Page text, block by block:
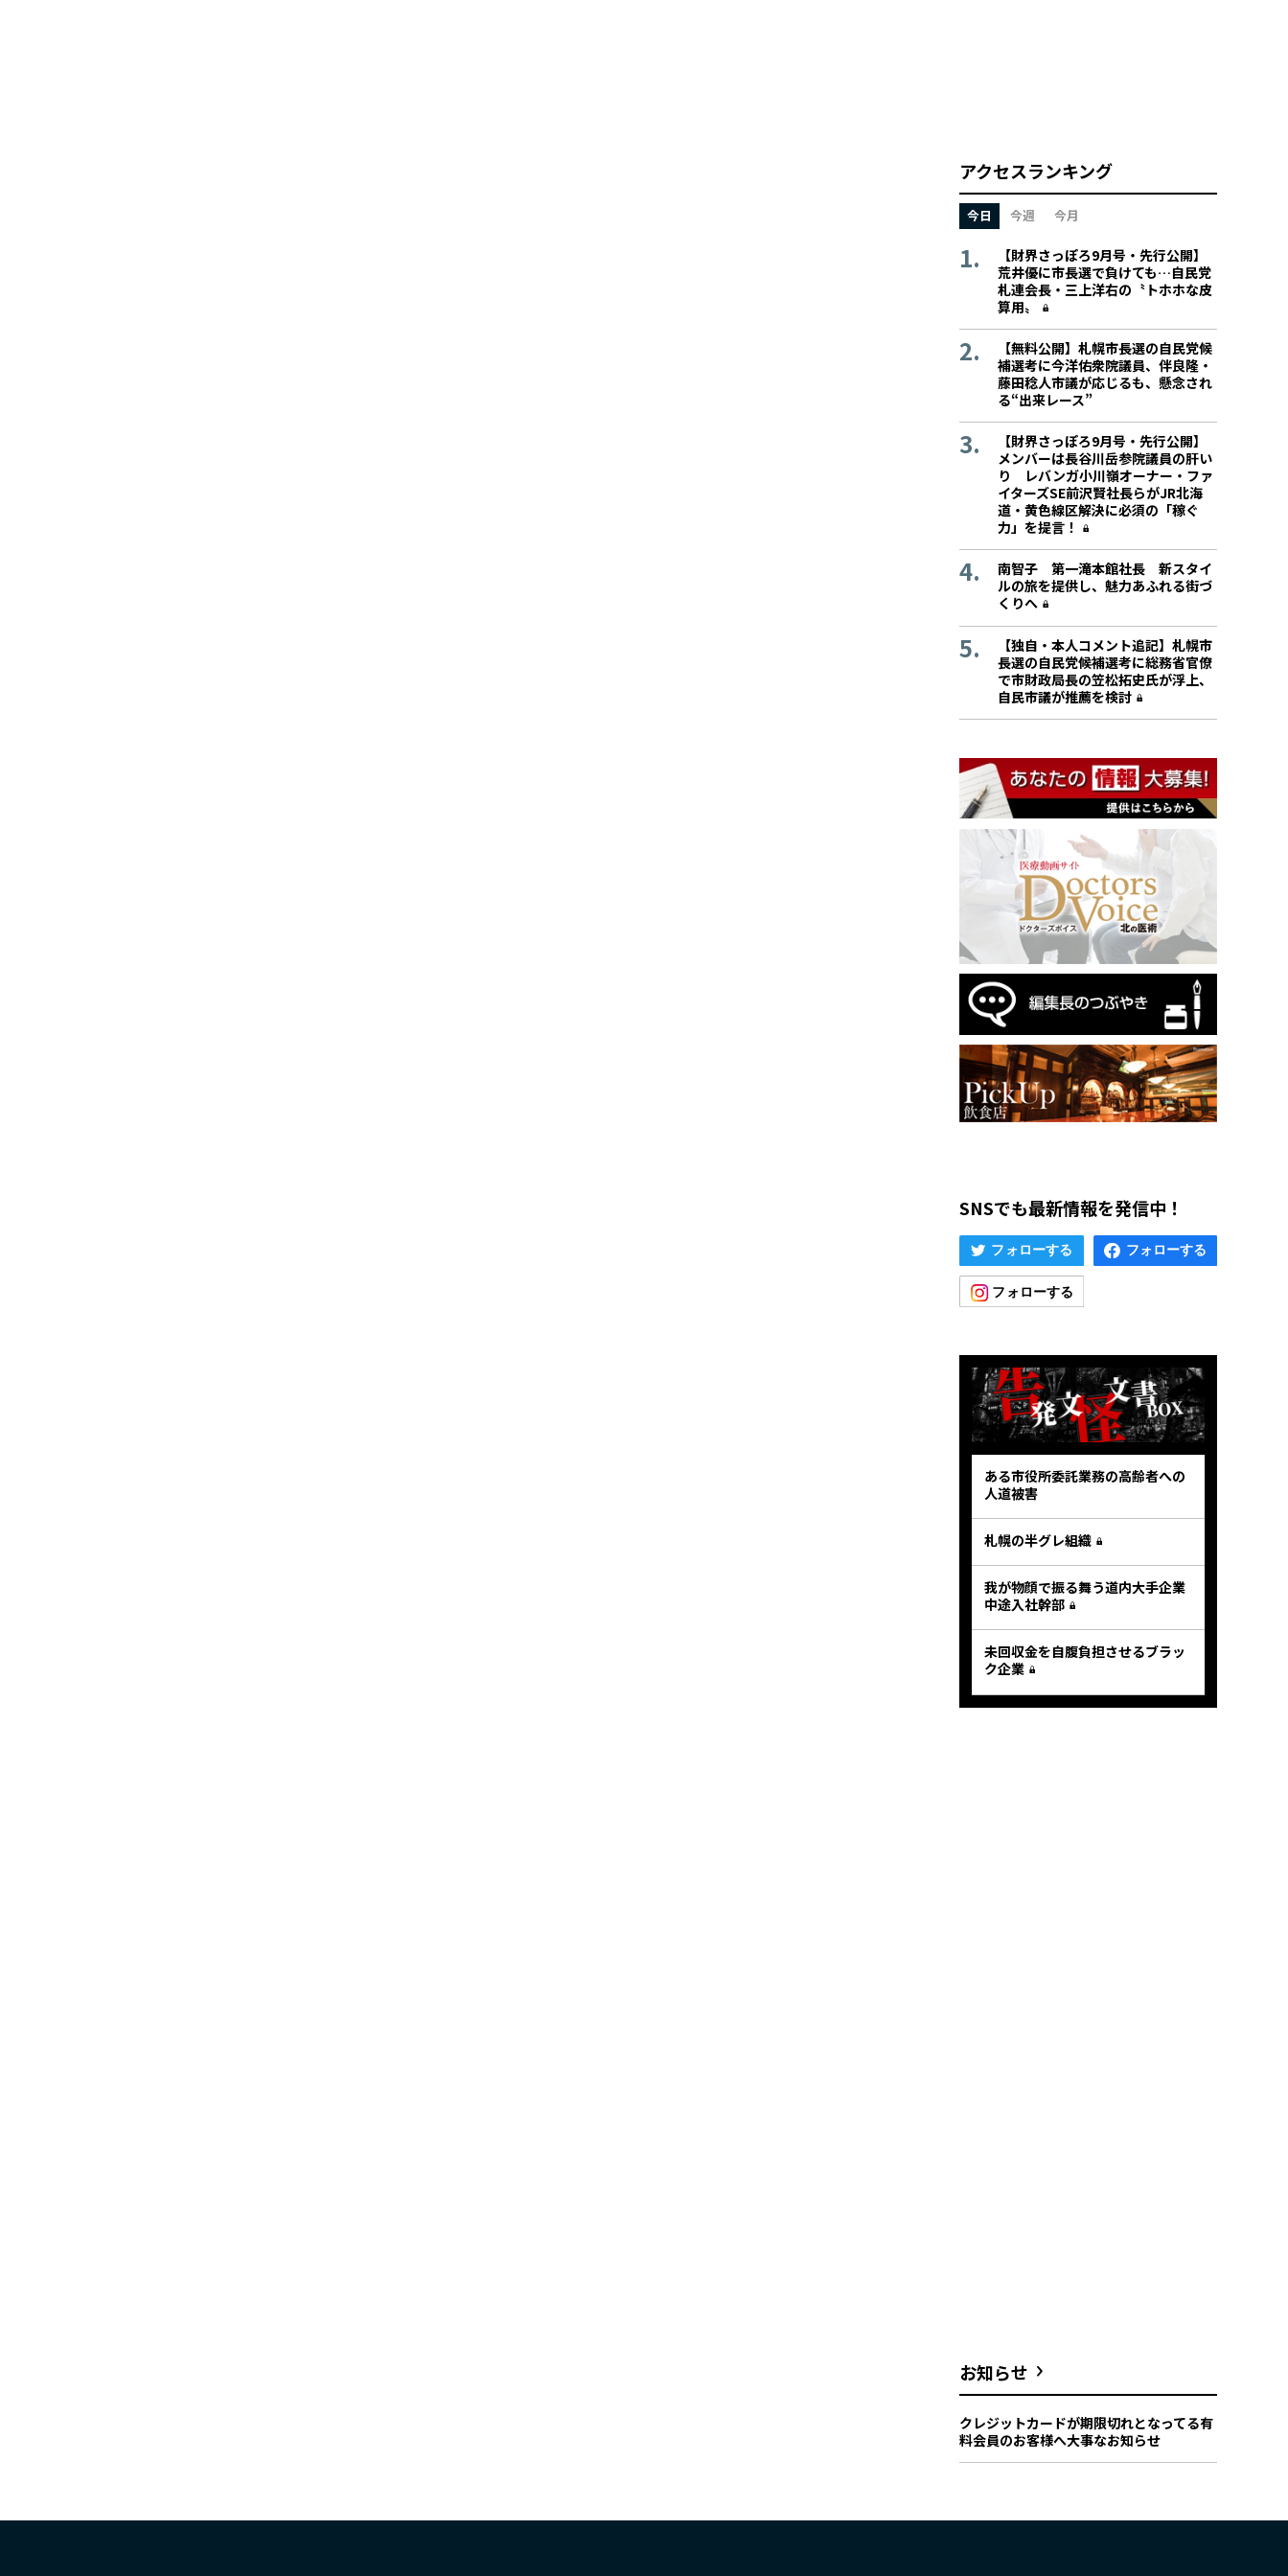
アクセスランキング
今日 今週 今月
【財界さっぽろ9月号・先行公開】
荒井優に市長選で負けても…自民党
札連会長・三上洋右の〝トホホな皮
算用〟
【無料公開】札幌市長選の自民党候
補選考に今洋佑衆院議員、伴良隆・
藤田稔人市議が応じるも、懸念され
る“出来レース”
【財界さっぽろ9月号・先行公開】
メンバーは長谷川岳参院議員の肝い
り レバンガ小川嶺オーナー・ファ
イターズSE前沢賢社長らがJR北海
道・黄色線区解決に必須の「稼ぐ
力」を提言！
南智子 第一滝本館社長 新スタイ
ルの旅を提供し、魅力あふれる街づ
くりへ
【独自・本人コメント追記】札幌市
長選の自民党候補選考に総務省官僚
で市財政局長の笠松拓史氏が浮上、
自民市議が推薦を検討
SNSでも最新情報を発信中！
ある市役所委託業務の高齢者への
人道被害
札幌の半グレ組織
我が物顔で振る舞う道内大手企業
中途入社幹部
未回収金を自腹負担させるブラッ
ク企業
お知らせ
クレジットカードが期限切れとなってる有
料会員のお客様へ大事なお知らせ